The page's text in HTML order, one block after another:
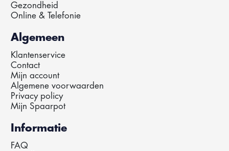
Gezondheid
Online & Telefonie
Algemeen
Klantenservice
Contact
Mijn account
Algemene voorwaarden
Privacy policy
Mijn Spaarpot
Informatie
FAQ